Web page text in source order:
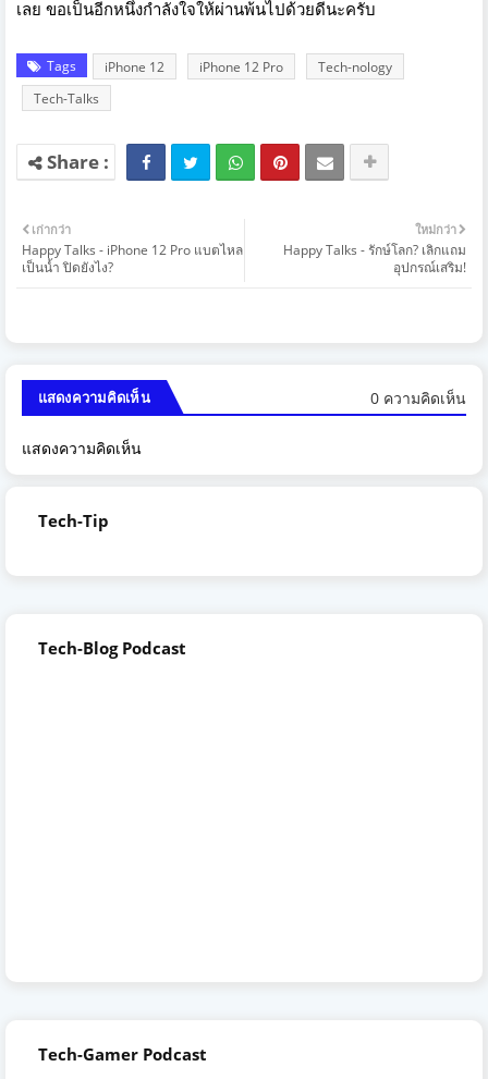
เลย ขอเป็นอีกหนึ่งกำลังใจให้ผ่านพ้นไปด้วยดีนะครับ
Tags iPhone 12 iPhone 12 Pro
Tech-nology
Tech-Talks
ใหม่กว่า
Happy Talks - รักษ์โลก? เลิกแถม
อุปกรณ์เสริม!
เก่ากว่า
Happy Talks - iPhone 12 Pro แบตไหล
เป็นน้ำ ปิดยังไง?
แสดงความคิดเห็น 0 ความคิดเห็น
แสดงความคิดเห็น
Tech-Tip
Tech-Blog Podcast
Tech-Gamer Podcast